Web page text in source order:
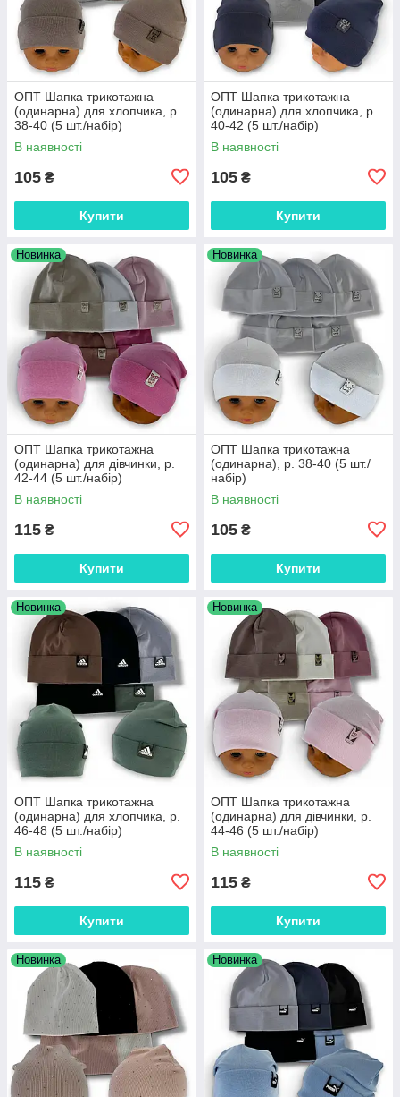
ОПТ Шапка трикотажна
(одинарна) для хлопчика, р.
38-40 (5 шт./набір)
В наявності
105 ₴
Купити
ОПТ Шапка трикотажна
(одинарна) для хлопчика, р.
40-42 (5 шт./набір)
В наявності
105 ₴
Купити
Новинка
ОПТ Шапка трикотажна
(одинарна) для дівчинки, р.
42-44 (5 шт./набір)
В наявності
115 ₴
Купити
Новинка
ОПТ Шапка трикотажна
(одинарна), р. 38-40 (5 шт./
набір)
В наявності
105 ₴
Купити
Новинка
ОПТ Шапка трикотажна
(одинарна) для хлопчика, р.
46-48 (5 шт./набір)
В наявності
115 ₴
Купити
Новинка
ОПТ Шапка трикотажна
(одинарна) для дівчинки, р.
44-46 (5 шт./набір)
В наявності
115 ₴
Купити
Новинка Новинка